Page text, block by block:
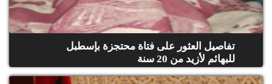
تفاصيل العثور على فتاة محتجزة بإسطبل
للبهائم لأزيد من 20 سنة